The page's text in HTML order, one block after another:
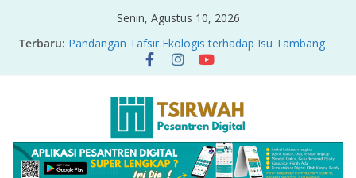
Senin, Agustus 10, 2026
Terbaru: Pandangan Tafsir Ekologis terhadap Isu Tambang
Nikel di Raja Ampat
PRODUK RELASI KUASA-IDIOLOGI PADA TAFSIR
Sirah Nabawiyah
Oversharing dan Privasi dalam Al-Qur’an: “Ketika
Ayat Bicara Soal Curhat di Sosmed”
Menyikapi Fatherless, Kisah Lukman Menjadi
Cerminan